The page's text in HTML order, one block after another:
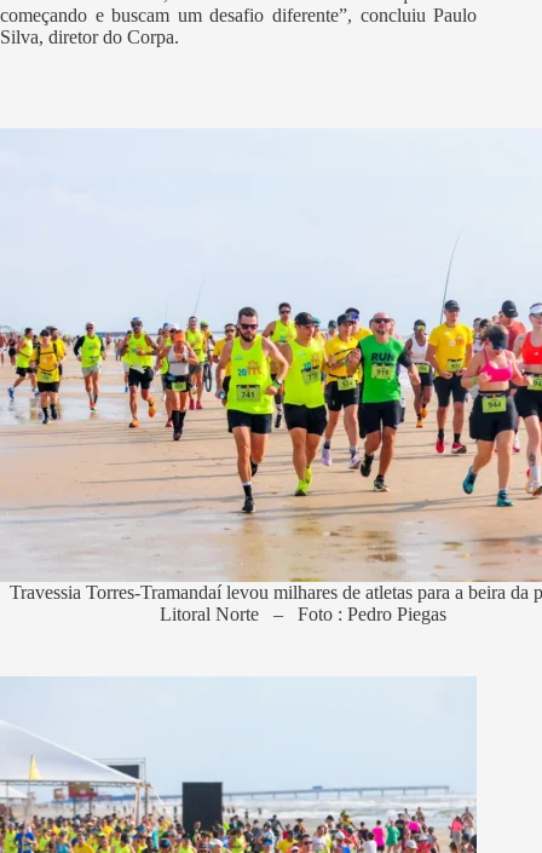
começando e buscam um desafio diferente”, concluiu Paulo
Silva, diretor do Corpa.
Travessia Torres-Tramandaí levou milhares de atletas para a beira da
Litoral Norte – Foto : Pedro Piegas